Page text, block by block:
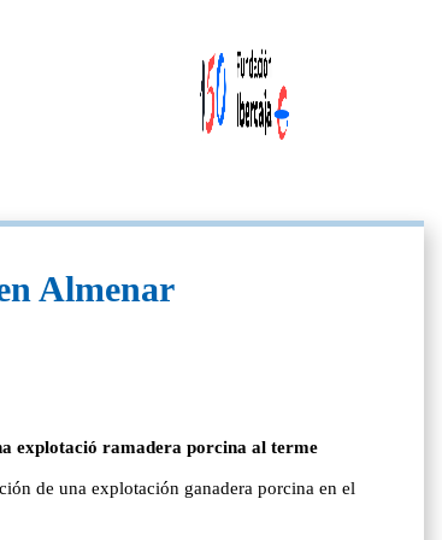
Almenar
explotació ramadera porcina al terme
de una explotación ganadera porcina en el